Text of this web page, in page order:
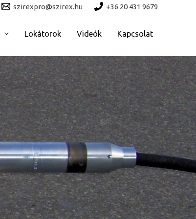
szirexpro@szirex.hu +36 20 431 9679
Lokátorok Videók Kapcsolat